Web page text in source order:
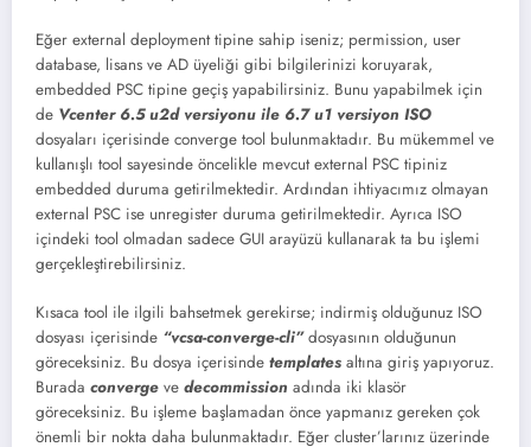
Eğer external deployment tipine sahip iseniz; permission, user
database, lisans ve AD üyeliği gibi bilgilerinizi koruyarak,
embedded PSC tipine geçiş yapabilirsiniz. Bunu yapabilmek için
de Vcenter 6.5 u2d versiyonu ile 6.7 u1 versiyon ISO
dosyaları içerisinde converge tool bulunmaktadır. Bu mükemmel ve
kullanışlı tool sayesinde öncelikle mevcut external PSC tipiniz
embedded duruma getirilmektedir. Ardından ihtiyacımız olmayan
external PSC ise unregister duruma getirilmektedir. Ayrıca ISO
içindeki tool olmadan sadece GUI arayüzü kullanarak ta bu işlemi
gerçekleştirebilirsiniz.
Kısaca tool ile ilgili bahsetmek gerekirse; indirmiş olduğunuz ISO
dosyası içerisinde “vcsa-converge-cli”dosyasının olduğunun
göreceksiniz. Bu dosya içerisinde templates altına giriş yapıyoruz.
Burada converge ve decommission adında iki klasör
göreceksiniz. Bu işleme başlamadan önce yapmanız gereken çok
önemli bir nokta daha bulunmaktadır. Eğer cluster’larınız üzerinde